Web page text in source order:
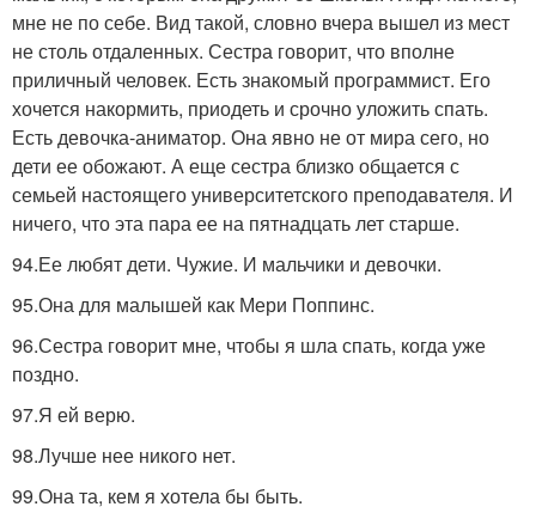
мне не по себе. Вид такой, словно вчера вышел из мест
не столь отдаленных. Сестра говорит, что вполне
приличный человек. Есть знакомый программист. Его
хочется накормить, приодеть и срочно уложить спать.
Есть девочка-аниматор. Она явно не от мира сего, но
дети ее обожают. А еще сестра близко общается с
семьей настоящего университетского преподавателя. И
ничего, что эта пара ее на пятнадцать лет старше.
94.Ее любят дети. Чужие. И мальчики и девочки.
95.Она для малышей как Мери Поппинс.
96.Сестра говорит мне, чтобы я шла спать, когда уже
поздно.
97.Я ей верю.
98.Лучше нее никого нет.
99.Она та, кем я хотела бы быть.